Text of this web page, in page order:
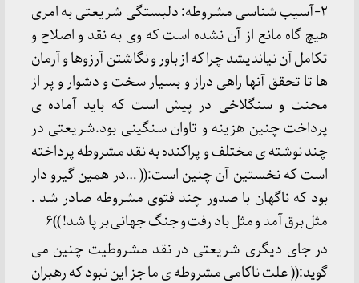
۲-آسیب شناسی مشروطه: دلبستگی شریعتی به امری
هیچ گاه مانع از آن نشده است که وی به نقد و اصلاح و
تکامل آن نیاندیشد چرا که از باور و نگاشتن آرزوها و آرمان
ها تا تحقق آنها راهی دراز و بسیار سخت و دشوار و پر از
محنت و سنگلاخی در پیش است که باید آماده ی
پرداخت چنین هزینه و تاوان سنگینی بود.شریعتی در
چند نوشته ی مختلف و پراکنده به نقد مشروطه پرداخته
است که نخستین آن چنین است:(( …در همین گیرو دار
بود که ناگهان با صدور چند فتوی مشروطه صادر شد .
مثل برق آمد و مثل باد رفت و جنگ جهانی بر پا شد! ))۶
در جای دیگری شریعتی در نقد مشروطیت چنین می
گوید:(( علت ناکامی مشروطه ی ما جز این نبود که رهبران